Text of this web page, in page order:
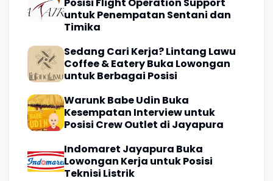
untuk Penempatan Sentani dan
Timika
Sedang Cari Kerja? Lintang Lawu
Coffee & Eatery Buka Lowongan
untuk Berbagai Posisi
Warunk Babe Udin Buka
Kesempatan Interview untuk
Posisi Crew Outlet di Jayapura
Indomaret Jayapura Buka
Lowongan Kerja untuk Posisi
Teknisi Listrik